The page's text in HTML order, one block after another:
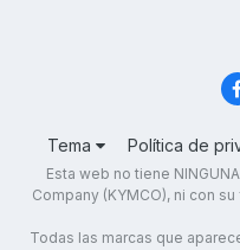
Tema Política de
Esta web no tiene
Company (KYMCO), ni con
Todas las marcas que